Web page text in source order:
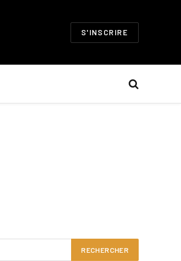
S'INSCRIRE